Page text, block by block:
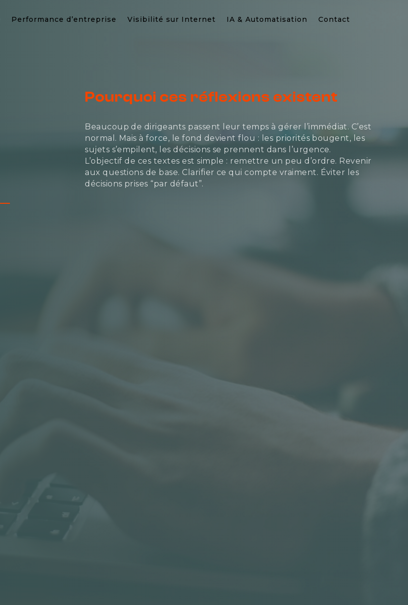
Performance d’entreprise Visibilité sur Internet IA & Automatisation Contact
Pourquoi ces réflexions existent
Beaucoup de dirigeants passent leur temps à gérer l’immédiat. C’est
normal. Mais à force, le fond devient flou : les priorités bougent, les
sujets s’empilent, les décisions se prennent dans l’urgence.
L’objectif de ces textes est simple : remettre un peu d’ordre. Revenir
aux questions de base. Clarifier ce qui compte vraiment. Éviter les
décisions prises “par défaut”.